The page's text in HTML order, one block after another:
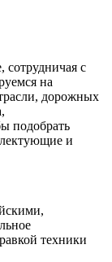
сотрудничая с
на
дорожных
подобрать
и
техники